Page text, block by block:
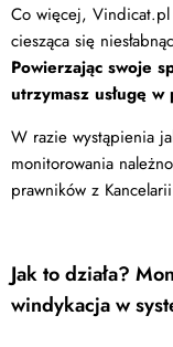
Co więcej, Vindicat.pl
ciesząca się
Powierzając swoje
utrzymasz usługę
W razie wystąpienia
monitorowania
prawników z
Jak to działa?
windykacja w